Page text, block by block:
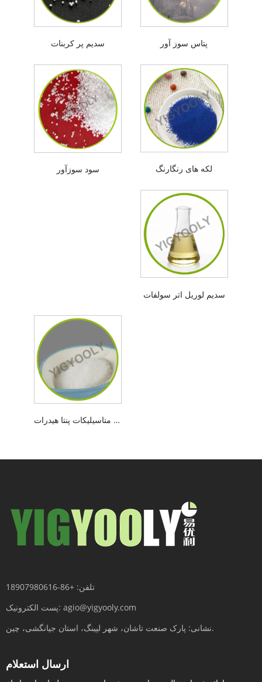
سدیم پر کربنات پتاس سوز آور
سود سوزآور لکه های رنگارنگ
سدیم لوریل اتر سولفات
سدیم متاسیلیکات پنتا هیدرات
تلفن: +86-18907980616
پست الکترونیک: agio@yigyooly.com
نشانی:پارک صنعت تاشان، شهر لپینگ، استان جیانگشی، چین.
ارسال استعلام